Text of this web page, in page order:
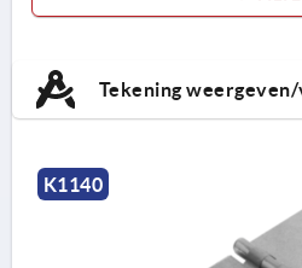
Tekening
K1140